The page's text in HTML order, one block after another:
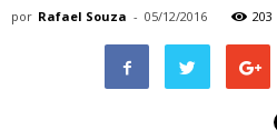
por Rafael Souza - 05/12/2016 203